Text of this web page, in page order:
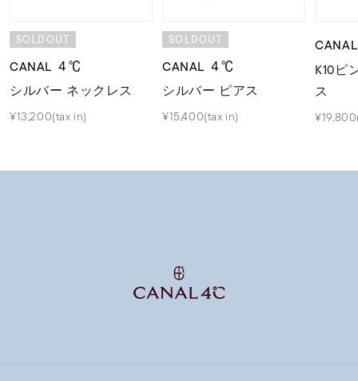
SOLDOUT
CANAL ４℃
シルバー ネックレス
¥13,200(tax in)
SOLDOUT
CANAL ４℃
シルバー ピアス
¥15,400(tax in)
K10ピ
ス